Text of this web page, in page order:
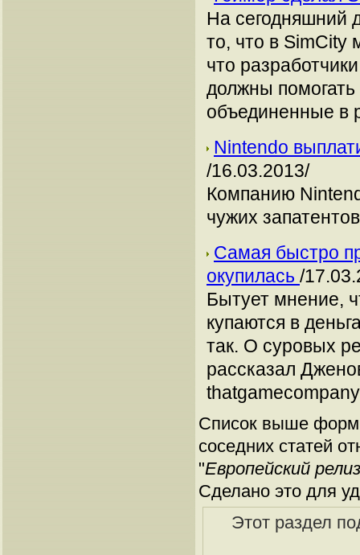
На сегодняшний
то, что в SimCity
что
должны помогать
объединенные в
Nintendo
/16.03.2013/
Компанию
чужих
Cамая быстро
окупилась /
Бытует мнение,
купаются в
так. О суровых
рассказал
Список выше
соседних статей
"Европейский
Сделано это для
Этот раздел